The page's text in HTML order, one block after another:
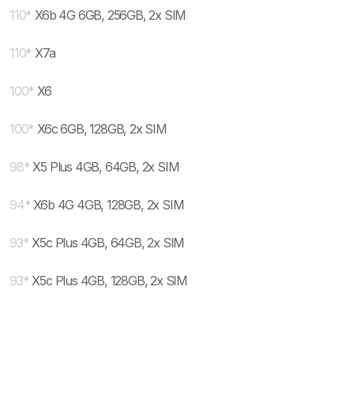
110* X6b 4G 6GB, 256GB, 2x SIM
110* X7a
100* X6
100* X6c 6GB, 128GB, 2x SIM
98* X5 Plus 4GB, 64GB, 2x SIM
94* X6b 4G 4GB, 128GB, 2x SIM
93* X5c Plus 4GB, 64GB, 2x SIM
93* X5c Plus 4GB, 128GB, 2x SIM